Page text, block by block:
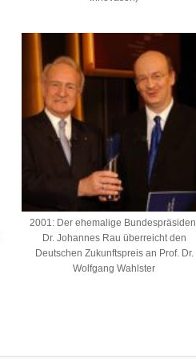
2001: Der ehemalige
Dr. Johannes Rau überreicht den
Deutschen Zukunftspreis an Prof. Dr.
Wolfgang Wahlster